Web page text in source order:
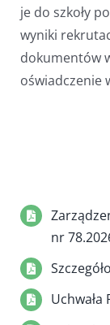
je do szkoły
wyniki
dokumentów
oświadczenie
nr
Uchwała